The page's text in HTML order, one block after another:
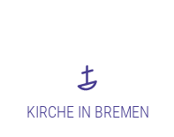
KIRCHE IN BREMEN